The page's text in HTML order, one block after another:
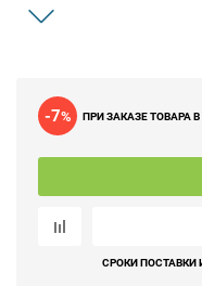
-7% ПРИ ЗАКАЗЕ ТОВАРА
СРОКИ ПОСТАВКИ